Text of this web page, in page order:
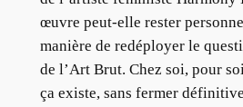
œuvre peut-elle rester
manière de redéployer le
de l’Art Brut. Chez soi, pour
ça existe, sans fermer